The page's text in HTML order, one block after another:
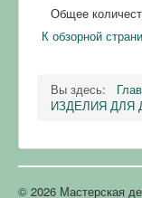
Общее
К обзорной
Вы здесь:
ИЗДЕЛИЯ ДЛЯ
© 2026 Мастерская